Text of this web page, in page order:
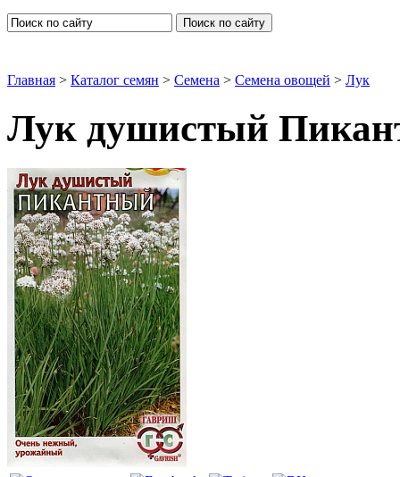
Поиск по сайту
Главная > Каталог семян > Семена > Семена овощей > Лук
Лук душистый
Лук